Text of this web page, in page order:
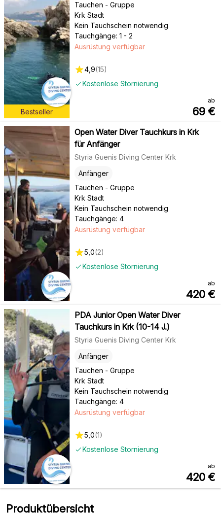
Bestseller
Tauchen - Gruppe
Krk Stadt
Kein Tauchschein notwendig
Tauchgänge: 1 - 2
Kostenlose Stornierung
Ausrüstung verfügbar
4,9(15)
ab
69 €
Open Water Diver Tauchkurs in Krk
für Anfänger
Styria Guenis Diving Center Krk
Tauchen - Gruppe
Krk Stadt
Anfänger
Kein Tauchschein notwendig
Tauchgänge: 4
Kostenlose Stornierung
Ausrüstung verfügbar
5,0(2)
ab
420 €
PDA Junior Open Water Diver
Tauchkurs in Krk (10-14 J.)
Styria Guenis Diving Center Krk
Tauchen - Gruppe
Krk Stadt
Anfänger
Kein Tauchschein notwendig
Tauchgänge: 4
Kostenlose Stornierung
Ausrüstung verfügbar
5,0(1)
ab
420 €
Produktübersicht